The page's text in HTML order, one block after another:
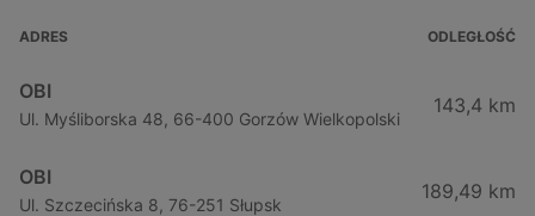
ADRES ODLEGŁOŚĆ
OBI
Ul. Myśliborska 48, 66-400 Gorzów Wielkopolski
143,4 km
OBI
Ul. Szczecińska 8, 76-251 Słupsk
189,49 km